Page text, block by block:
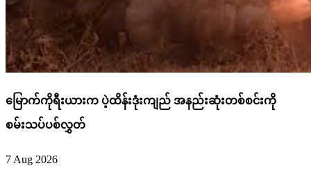
မြောက်ကိုရီးယားက ပဲ့ထိန်းဒုံးကျည် အနည်းဆုံးတစ်စင်းကို
စမ်းသပ်ပစ်လွှတ်
7 Aug 2026